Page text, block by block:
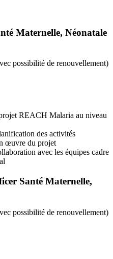
Maternelle, Néonatale
possibilité de renouvellement)
REACH Malaria au niveau
des activités
œuvre du projet
avec les équipes cadre
Santé Maternelle,
possibilité de renouvellement)